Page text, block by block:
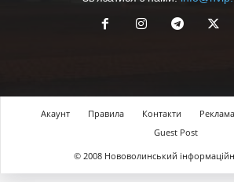
Акаунт Правила Контакти
Guest Post
© 2008 Нововолинський